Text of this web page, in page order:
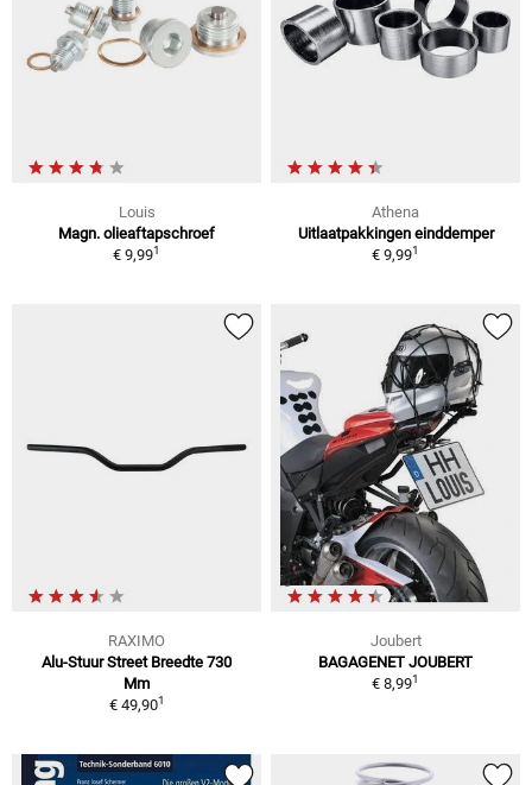
Louis
Magn. olieaftapschroef
€ 9,991
Athena
Uitlaatpakkingen einddemper
€ 9,991
RAXIMO
Alu-Stuur Street Breedte 730
Mm
€ 49,901
Joubert
BAGAGENET JOUBERT
€ 8,991